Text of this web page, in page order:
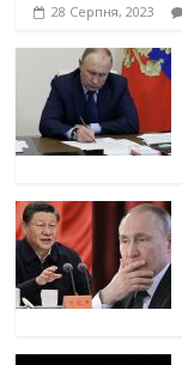
28 Серпня, 2023